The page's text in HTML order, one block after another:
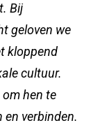
Bij
geloven we
kloppend
cultuur.
hen te
en verbinden.